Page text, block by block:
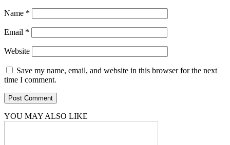
Name *
Email *
Website
Save my name, email, and website in this browser for the next
time I comment.
YOU MAY ALSO LIKE